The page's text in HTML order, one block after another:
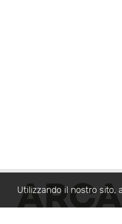
Utilizzando il nostro sito,